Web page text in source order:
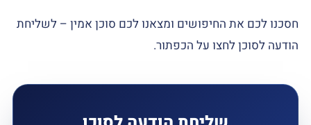
חסכנו לכם את החיפושים ומצאנו לכם סוכן אמין – לשליחת
הודעה לסוכן לחצו על הכפתור.